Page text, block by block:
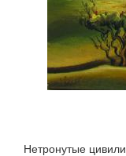
Нетронутые